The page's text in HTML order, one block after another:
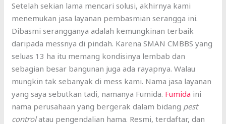
Setelah sekian lama mencari solusi, akhirnya kami
menemukan jasa layanan pembasmian serangga ini.
Dibasmi serangganya adalah kemungkinan terbaik
daripada messnya di pindah. Karena SMAN CMBBS yang
seluas 13 ha itu memang kondisinya lembab dan
sebagian besar bangunan juga ada rayapnya. Walau
mungkin tak sebanyak di mess kami. Nama jasa layanan
yang saya sebutkan tadi, namanya Fumida. Fumida ini
nama perusahaan yang bergerak dalam bidang pest
controlatau pengendalian hama. Resmi, terdaftar, dan